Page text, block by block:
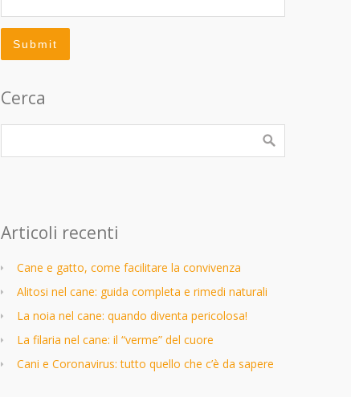
Cerca
Articoli recenti
Cane e gatto, come facilitare la convivenza
Alitosi nel cane: guida completa e rimedi naturali
La noia nel cane: quando diventa pericolosa!
La filaria nel cane: il “verme” del cuore
Cani e Coronavirus: tutto quello che c’è da sapere